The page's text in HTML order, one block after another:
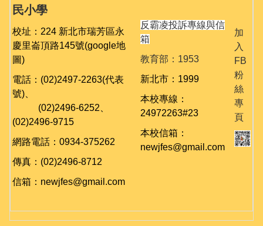
民小學
校址：224 新北市瑞芳區永
慶里崙頂路145號(google地
圖)
電話：(02)2497-2263(代表
號)、
(02)2496-6252、
(02)2496-9715
網路電話：0934-375262
傳真：(02)2496-8712
信箱：newjfes@gmail.com
反霸凌投訴專線與信
箱
教育部：1953
新北市：1999
本校專線：
24972263#23
本校信箱：
newjfes@gmail.com
加
入
FB
粉
絲
專
頁